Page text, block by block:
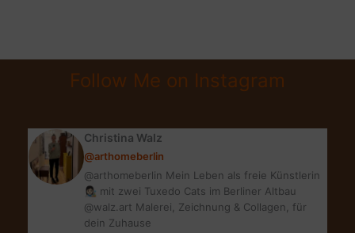
bei
Follow Me on Instagram
Christina Walz
@arthomeberlin
@arthomeberlin Mein Leben als freie Künstlerin
👩🏻‍🎨 mit zwei Tuxedo Cats im Berliner Altbau
@walz.art Malerei, Zeichnung & Collagen, für
dein Zuhause